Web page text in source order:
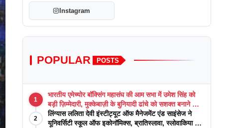
Instagram
POPULAR POSTS
1
भारतीय एमेच्योर बॉक्सिंग महासंघ की आम सभा में उमेश सिंह को
बड़ी ज़िम्मेदारी, मुक्केबाज़ी के बुनियादी ढांचे को सशक्त बनाने का
वादा
2
लिंग्यास ललिता देवी इंस्टीट्यूट ऑफ मैनेजमेंट एंड साइंसेज ने
यूनिवर्सिटी स्कूल ऑफ इकोनॉमिक्स, ब्रातिस्लावा, स्लोवाकिया के